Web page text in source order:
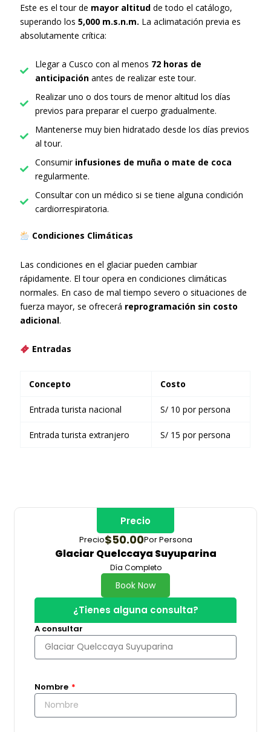
Este es el tour de mayor altitud de todo el catálogo,
superando los5,000 m.s.n.m. La aclimatación previa es
absolutamente crítica:
Llegar a Cusco con al menos 72 horas de
anticipación antes de realizar este tour.
Realizar uno o dos tours de menor altitud los días
previos para preparar el cuerpo gradualmente.
Mantenerse muy bien hidratado desde los días previos
al tour.
Consumir infusiones de muña o mate de coca
regularmente.
Consultar con un médico si se tiene alguna condición
cardiorrespiratoria.
Condiciones Climáticas
Las condiciones en el glaciar pueden cambiar
rápidamente. El tour opera en condiciones climáticas
normales. En caso de mal tiempo severo o situaciones de
fuerza mayor, se ofrecerá reprogramación sin costo
adicional.
Entradas
Concepto Costo
Entrada turista nacional S/ 10 por persona
Entrada turista extranjero S/ 15 por persona
Precio
Precio$50.00Por Persona
Glaciar Quelccaya Suyuparina
Día Completo
Book Now
¿Tienes alguna consulta?
A consultar
Nombre